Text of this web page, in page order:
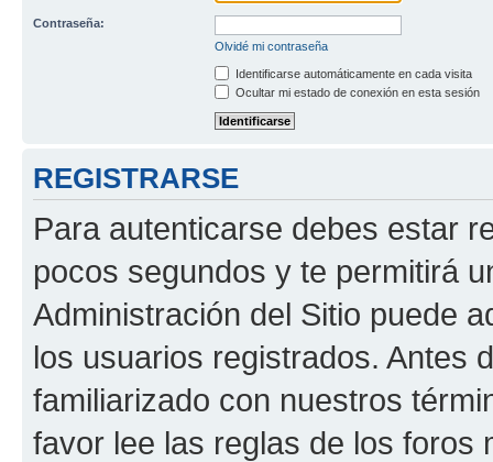
Contraseña:
Olvidé mi contraseña
Identificarse automáticamente en cada visita
Ocultar mi estado de conexión en esta sesión
REGISTRARSE
Para autenticarse debes estar
pocos segundos y te permitirá
Administración del Sitio puede
los usuarios registrados. Antes
familiarizado con nuestros
favor lee las reglas de los foros